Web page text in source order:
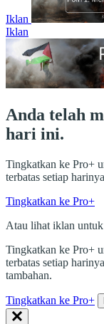
Iklan
Iklan
Anda telah
hari ini.
Tingkatkan ke Pro+
terbatas setiap
Tingkatkan ke Pro+
Atau lihat iklan untuk
Tingkatkan ke Pro+
terbatas setiap
tambahan.
Tingkatkan ke Pro+